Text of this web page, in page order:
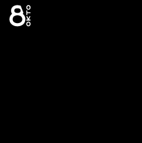
Zum
Inhalt
springen